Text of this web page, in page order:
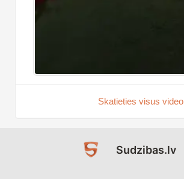
Skatieties visus video
Sudzibas.lv